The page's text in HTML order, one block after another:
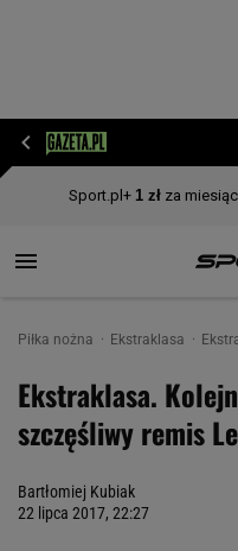
Piłka nożna Ekstraklasa
Ekstraklasa.
szczęśliwy remis
Bartłomiej Kubiak
22 lipca 2017, 22:27